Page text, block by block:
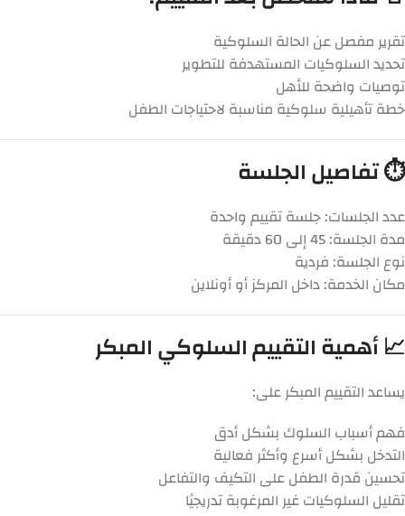
تقرير مفصل عن الحالة السلوكية
تحديد السلوكيات المستهدفة للتطوير
توصيات واضحة للأهل
خطة تأهيلية سلوكية مناسبة لاحتياجات الطفل
⏱️ تفاصيل الجلسة
عدد الجلسات: جلسة تقييم واحدة
مدة الجلسة: 45 إلى 60 دقيقة
نوع الجلسة: فردية
مكان الخدمة: داخل المركز أو أونلاين
📈 أهمية التقييم السلوكي المبكر
يساعد التقييم المبكر على:
فهم أسباب السلوك بشكل أدق
التدخل بشكل أسرع وأكثر فعالية
تحسين قدرة الطفل على التكيف والتفاعل
تقليل السلوكيات غير المرغوبة تدريجيًا